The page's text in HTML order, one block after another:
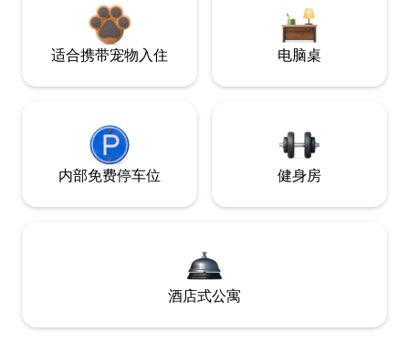
适合携带宠物入住 电脑桌
内部免费停车位 健身房
酒店式公寓